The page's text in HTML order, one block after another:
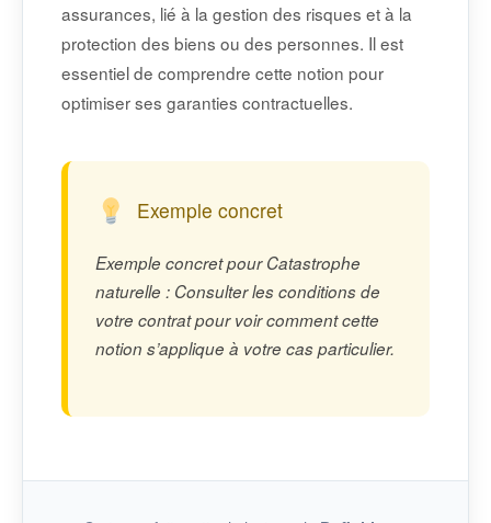
assurances, lié à la gestion des risques et à la
protection des biens ou des personnes. Il est
essentiel de comprendre cette notion pour
optimiser ses garanties contractuelles.
Exemple concret
Exemple concret pour Catastrophe
naturelle : Consulter les conditions de
votre contrat pour voir comment cette
notion s’applique à votre cas particulier.